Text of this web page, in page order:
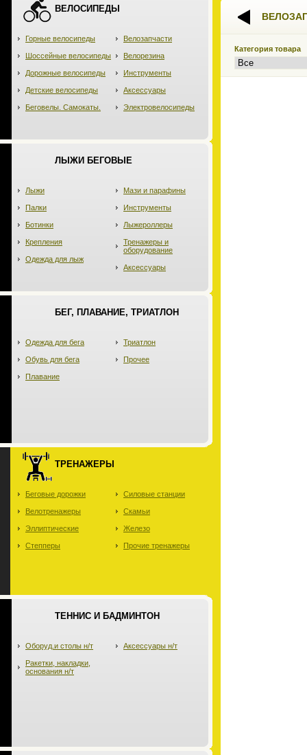
ВЕЛОСИПЕДЫ
Горные велосипеды
Шоссейные велосипеды
Дорожные велосипеды
Детские велосипеды
Беговелы. Самокаты.
Велозапчасти
Велорезина
Инструменты
Аксессуары
Электровелосипеды
ЛЫЖИ БЕГОВЫЕ
Лыжи
Палки
Ботинки
Крепления
Одежда для лыж
Мази и парафины
Инструменты
Лыжероллеры
Тренажеры и
оборудование
Аксессуары
БЕГ, ПЛАВАНИЕ, ТРИАТЛОН
Одежда для бега
Обувь для бега
Плавание
Триатлон
Прочее
ТРЕНАЖЕРЫ
Беговые дорожки
Велотренажеры
Эллиптические
Степперы
Силовые станции
Скамьи
Железо
Прочие тренажеры
ТЕННИС И БАДМИНТОН
Оборуд.и столы н/т
Ракетки, накладки,
основания н/т
Аксессуары н/т
Категория товара